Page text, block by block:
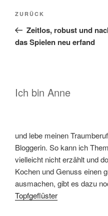
Beitragsnavigation
Vorheriger
Beitrag
ZURÜCK
Zeitlos, robust und
das Spielen neu erfand
Ich bin Anne
und lebe meinen
Bloggerin. So kann ich
vielleicht nicht erzählt und
Kochen und Genuss einen
ausmachen, gibt es dazu
Topfgeflüster